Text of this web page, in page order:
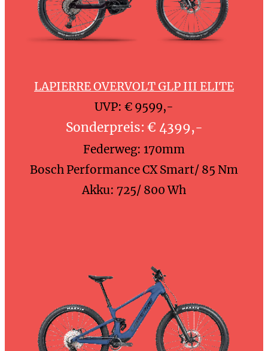
LAPIERRE OVERVOLT GLP III ELITE
UVP: € 9599,-
Sonderpreis: € 4399,-
Federweg: 170mm
Bosch Performance CX Smart/ 85 Nm
Akku: 725/ 800 Wh